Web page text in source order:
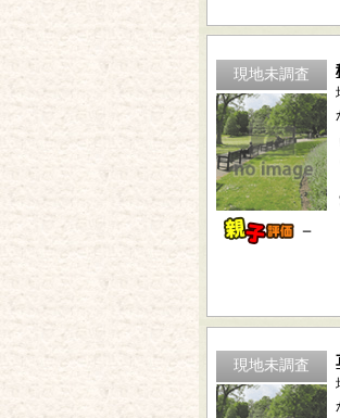
現地未調査
－
現地未調査